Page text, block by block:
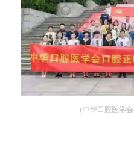
（中华口腔医学